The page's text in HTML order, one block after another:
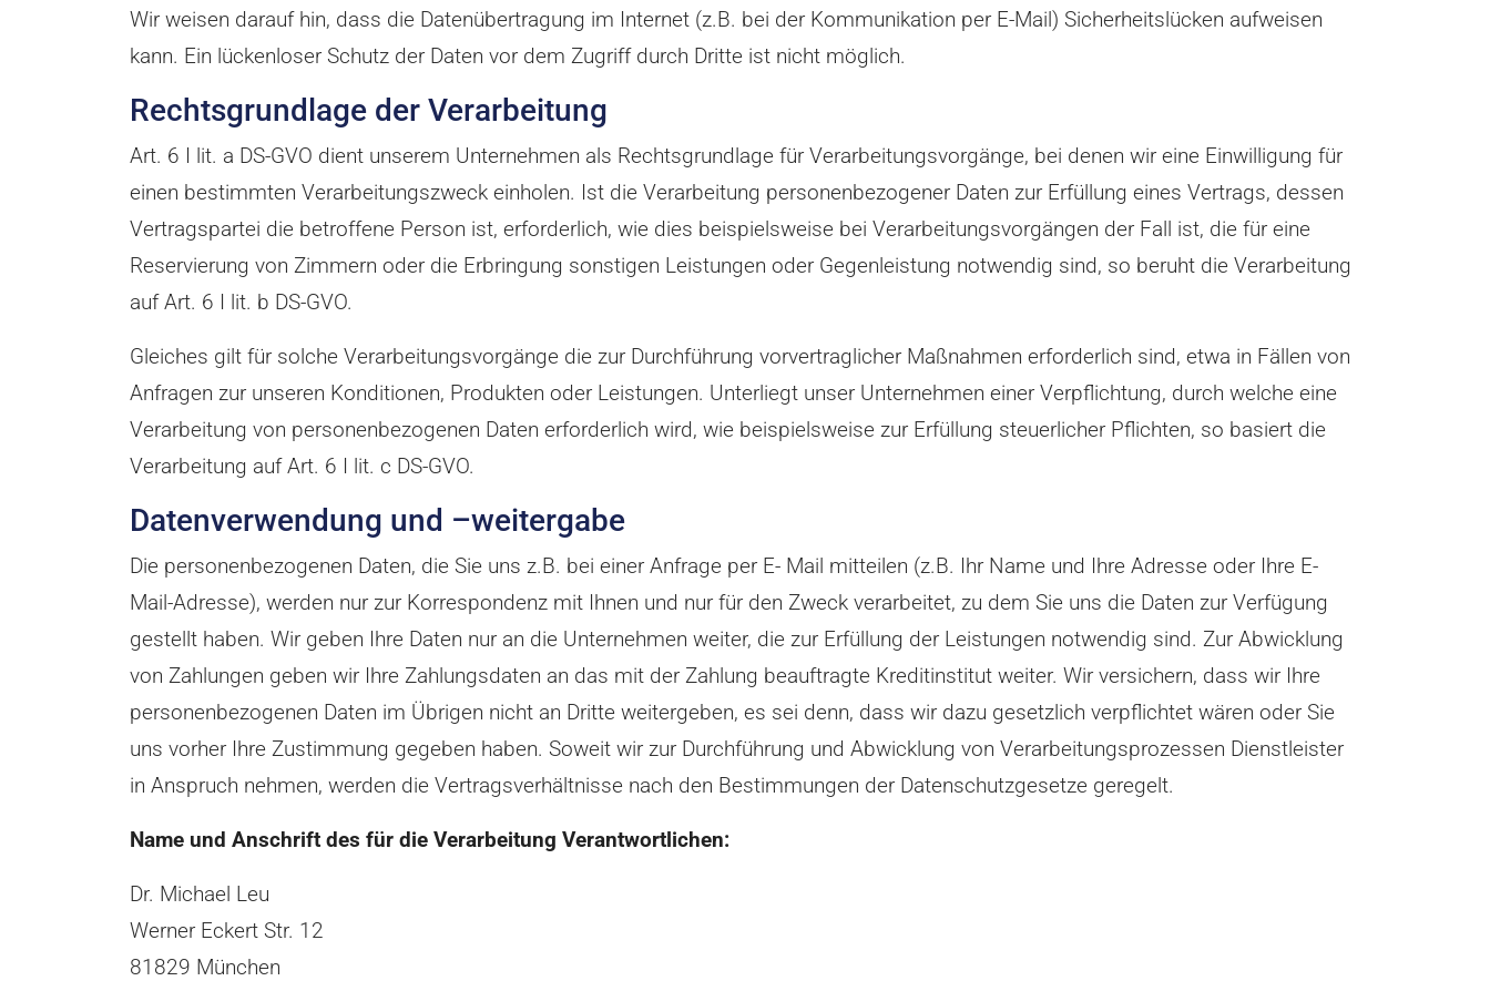
Wir weisen darauf hin, dass die Datenübertragung im Internet (z.B. bei der Kommunikation per E-Mail) Sicherheitslücken aufweisen
kann. Ein lückenloser Schutz der Daten vor dem Zugriff durch Dritte ist nicht möglich.
Rechtsgrundlage der Verarbeitung
Art. 6 I lit. a DS-GVO dient unserem Unternehmen als Rechtsgrundlage für Verarbeitungsvorgänge, bei denen wir eine Einwilligung für
einen bestimmten Verarbeitungszweck einholen. Ist die Verarbeitung personenbezogener Daten zur Erfüllung eines Vertrags, dessen
Vertragspartei die betroffene Person ist, erforderlich, wie dies beispielsweise bei Verarbeitungsvorgängen der Fall ist, die für eine
Reservierung von Zimmern oder die Erbringung sonstigen Leistungen oder Gegenleistung notwendig sind, so beruht die Verarbeitung
auf Art. 6 I lit. b DS-GVO.
Gleiches gilt für solche Verarbeitungsvorgänge die zur Durchführung vorvertraglicher Maßnahmen erforderlich sind, etwa in Fällen von
Anfragen zur unseren Konditionen, Produkten oder Leistungen. Unterliegt unser Unternehmen einer Verpflichtung, durch welche eine
Verarbeitung von personenbezogenen Daten erforderlich wird, wie beispielsweise zur Erfüllung steuerlicher Pflichten, so basiert die
Verarbeitung auf Art. 6 I lit. c DS-GVO.
Datenverwendung und –weitergabe
Die personenbezogenen Daten, die Sie uns z.B. bei einer Anfrage per E- Mail mitteilen (z.B. Ihr Name und Ihre Adresse oder Ihre E-
Mail-Adresse), werden nur zur Korrespondenz mit Ihnen und nur für den Zweck verarbeitet, zu dem Sie uns die Daten zur Verfügung
gestellt haben. Wir geben Ihre Daten nur an die Unternehmen weiter, die zur Erfüllung der Leistungen notwendig sind. Zur Abwicklung
von Zahlungen geben wir Ihre Zahlungsdaten an das mit der Zahlung beauftragte Kreditinstitut weiter. Wir versichern, dass wir Ihre
personenbezogenen Daten im Übrigen nicht an Dritte weitergeben, es sei denn, dass wir dazu gesetzlich verpflichtet wären oder Sie
uns vorher Ihre Zustimmung gegeben haben. Soweit wir zur Durchführung und Abwicklung von Verarbeitungsprozessen Dienstleister
in Anspruch nehmen, werden die Vertragsverhältnisse nach den Bestimmungen der Datenschutzgesetze geregelt.
Name und Anschrift des für die Verarbeitung Verantwortlichen:
Dr. Michael Leu
Werner Eckert Str. 12
81829 München